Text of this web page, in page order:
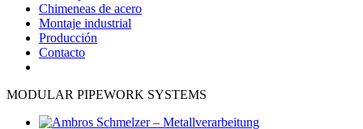
Chimeneas de acero
Montaje industrial
Producción
Contacto
MODULAR PIPEWORK SYSTEMS